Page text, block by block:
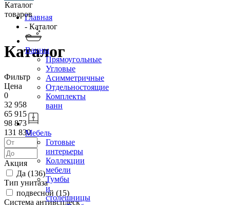
Каталог
товаров
Ванны
Прямоугольные
Угловые
Асимметричные
Отдельностоящие
Комплекты
ванн
Мебель
Готовые
интерьеры
Коллекции
мебели
Тумбы
и
столешницы
Главная
- Каталог
Каталог
Фильтр
Цена
0
32 958
65 915
98 873
131 830
Акция
Да (136)
Тип унитаза
подвесной (15)
Система антивсплеск